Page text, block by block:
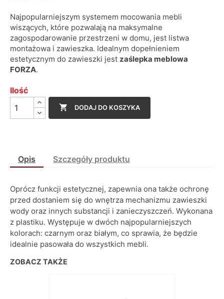
Najpopularniejszym systemem mocowania mebli
wiszących, które pozwalają na maksymalne
zagospodarowanie przestrzeni w domu, jest listwa
montażowa i zawieszka. Idealnym dopełnieniem
estetycznym do zawieszki jest zaślepka meblowa
FORZA.
Ilość
 DODAJ DO KOSZYKA
Opis Szczegóły produktu
Oprócz funkcji estetycznej, zapewnia ona także ochronę
przed dostaniem się do wnętrza mechanizmu zawieszki
wody oraz innych substancji i zanieczyszczeń. Wykonana
z plastiku. Występuje w dwóch najpopularniejszych
kolorach: czarnym oraz białym, co sprawia, że będzie
idealnie pasowała do wszystkich mebli.
ZOBACZ TAKŻE